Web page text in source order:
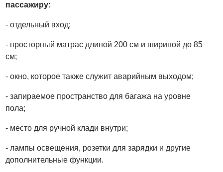
пассажиру:
- отдельный вход;
- просторный матрас длиной 200 см и шириной до 85
см;
- окно, которое также служит аварийным выходом;
- запираемое пространство для багажа на уровне
пола;
- место для ручной клади внутри;
- лампы освещения, розетки для зарядки и другие
дополнительные функции.